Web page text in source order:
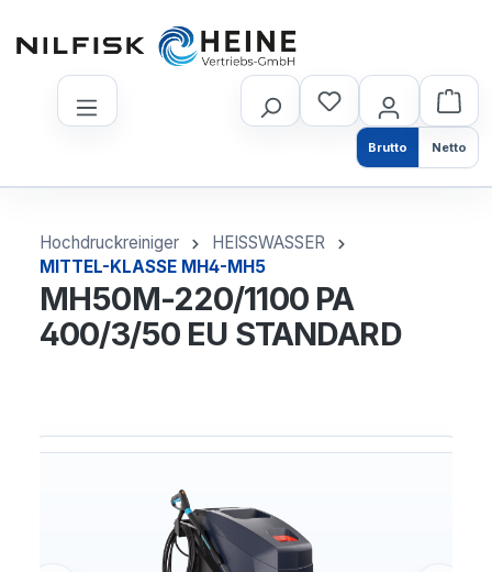
Brutto Netto
Hochdruckreiniger
HEISSWASSER
MITTEL-KLASSE MH4-MH5
MH50M-220/1100 PA
400/3/50 EU STANDARD